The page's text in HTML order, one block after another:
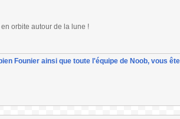
orbite autour de la lune !
Founier ainsi que toute l'équipe de Noob, vous